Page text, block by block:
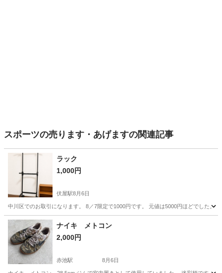
スポーツの売ります・あげますの関連記事
ラック
1,000円
伏屋駅8月6日
中川区でのお取引になります。 8／7限定で1000円です。 元値は5000円ほどでした。
愛知 名古屋市 伏屋駅
ナイキ メトコン
2,000円
赤池駅 8月6日